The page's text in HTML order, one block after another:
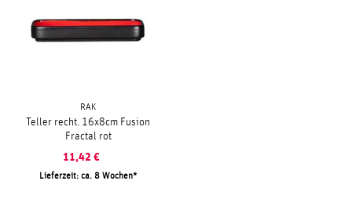
RAK
Teller recht. 16x8cm Fusion
Fractal rot
11,42 €
Lieferzeit: ca. 8 Wochen